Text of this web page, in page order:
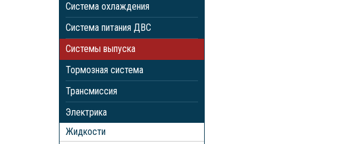
Система охлаждения
Система питания ДВС
Системы выпуска
Тормозная система
Трансмиссия
Электрика
Жидкости